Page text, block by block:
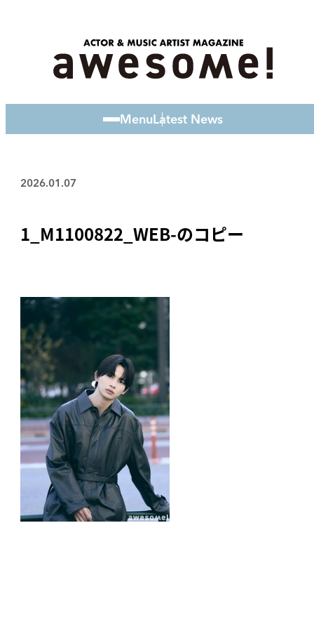
MenuLatest News
2026.01.07
1_M1100822_WEB-のコピー